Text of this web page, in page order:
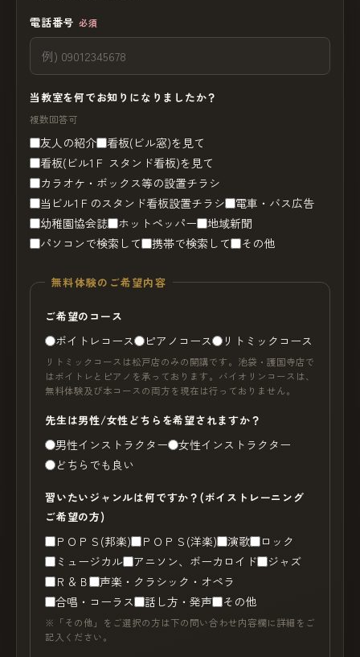
電話番号 必須
当教室を何でお知りになりましたか？
複数回答可
友人の紹介
看板(ビル窓)を見て
看板(ビル1Ｆ スタンド看板)を見て
カラオケ・ボックス等の設置チラシ
当ビル1Ｆのスタンド看板設置チラシ
電車・バス広告
幼稚園協会誌
ホットペッパー
地域新聞
パソコンで検索して
携帯で検索して その他
無料体験のご希望内容
ご希望のコース
ボイトレコース ピアノコース リトミックコース
リトミックコースは松戸店のみの開講です。池袋・護国寺店で
はボイトレとピアノを承っております。バイオリンコースは、
無料体験及び本コースの両方を現在は行っておりません。
先生は男性/女性どちらを希望されますか？
男性インストラクター
女性インストラクター
どちらでも良い
習いたいジャンルは何ですか？(ボイストレーニング
ご希望の方)
ＰＯＰＳ(邦楽) ＰＯＰＳ(洋楽) 演歌
ロック
ミュージカル
アニソン、ボーカロイド
ジャズ
Ｒ＆Ｂ
声楽・クラシック・オペラ
合唱・コーラス
話し方・発声 その他
※「その他」をご選択の方は下の問い合わせ内容欄に詳細をご
記入ください。